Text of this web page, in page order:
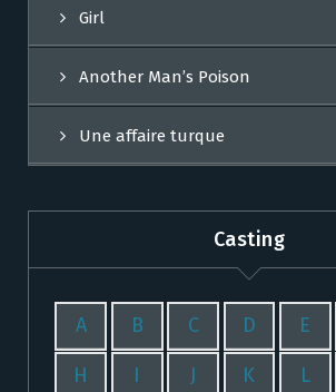
Girl
Another Man’s Poison
Une affaire turque
Casting
A B C D E
H I J K L